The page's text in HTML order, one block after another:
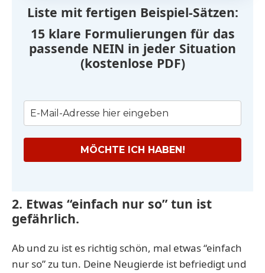
Liste mit fertigen Beispiel-Sätzen:
15 klare Formulierungen für das
passende NEIN in jeder Situation
(kostenlose PDF)
MÖCHTE ICH HABEN!
2. Etwas “einfach nur so” tun ist
gefährlich.
Ab und zu ist es richtig schön, mal etwas “einfach
nur so” zu tun. Deine Neugierde ist befriedigt und